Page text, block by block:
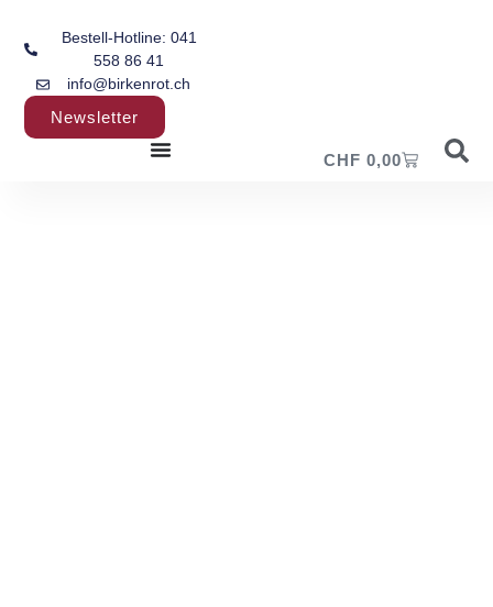
Bestell-Hotline: 041
558 86 41
info@birkenrot.ch
Newsletter
CHF 0,00